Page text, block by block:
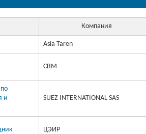
Компания
Asia Taren
CBM
и
SUEZ INTERNATIONAL SAS
ЦЭИР